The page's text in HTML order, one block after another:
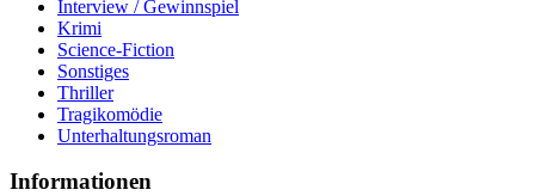
Interview / Gewinnspiel
Krimi
Science-Fiction
Sonstiges
Thriller
Tragikomödie
Unterhaltungsroman
Informationen